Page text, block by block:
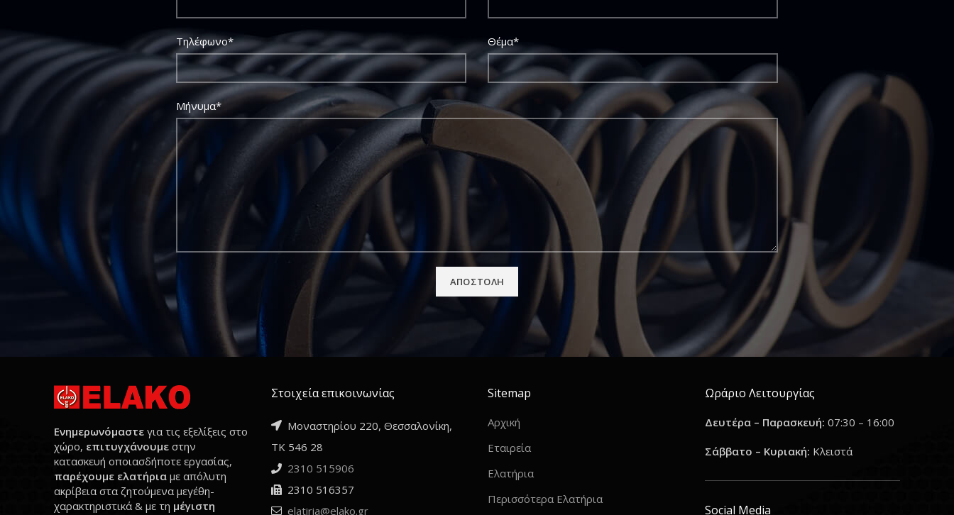
Τηλέφωνο* Θέμα*
Μήνυμα*
Ενημερωνόμαστε για τις εξελίξεις στο
χώρο, επιτυγχάνουμε στην
κατασκευή οποιασδήποτε εργασίας,
παρέχουμε ελατήρια με απόλυτη
ακρίβεια στα ζητούμενα μεγέθη-
χαρακτηριστικά & με τη μέγιστη
Στοιχεία επικοινωνίας
Μοναστηρίου 220, Θεσσαλονίκη,
ΤΚ 546 28
2310 515906
2310 516357
elatiria@elako.gr
Sitemap
Αρχική
Εταιρεία
Ελατήρια
Περισσότερα Ελατήρια
Ωράριο Λειτουργίας
Δευτέρα – Παρασκευή: 07:30 – 16:00
Σάββατο – Κυριακή: Κλειστά
Social Media